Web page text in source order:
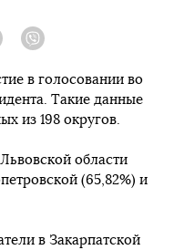
Telegram
в голосовании во
Такие данные
из 198 округов.
области
(65,82%) и
в Закарпатской